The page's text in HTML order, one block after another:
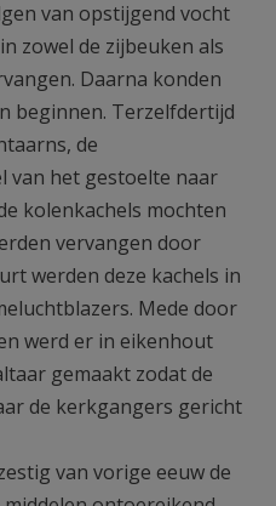
van opstijgend vocht
zowel de zijbeuken als
Daarna konden
beginnen. Terzelfdertijd
de
van het gestoelte naar
kolenkachels mochten
vervangen door
werden deze kachels in
Mede door
werd er in eikenhout
gemaakt zodat de
de kerkgangers gericht
van vorige eeuw de